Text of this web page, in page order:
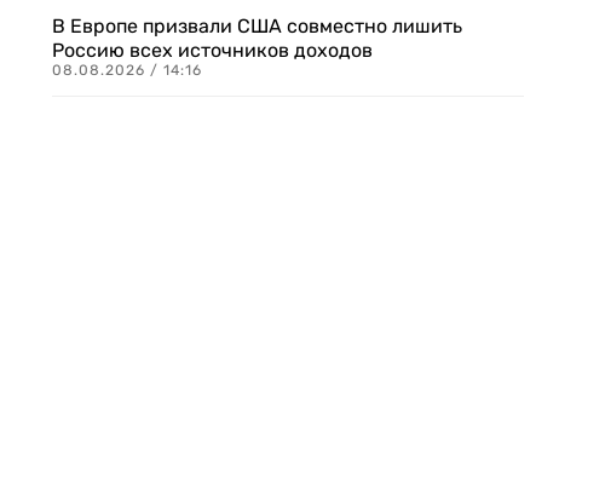
В Европе призвали США совместно лишить
Россию всех источников доходов
08.08.2026 / 14:16